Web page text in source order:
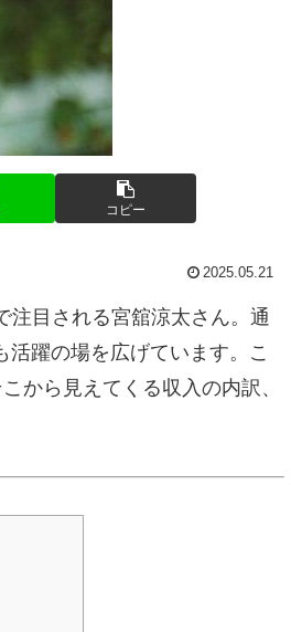
コピー
2025.05.21
注目される宮舘涼太さん。通
活躍の場を広げています。こ
から見えてくる収入の内訳、